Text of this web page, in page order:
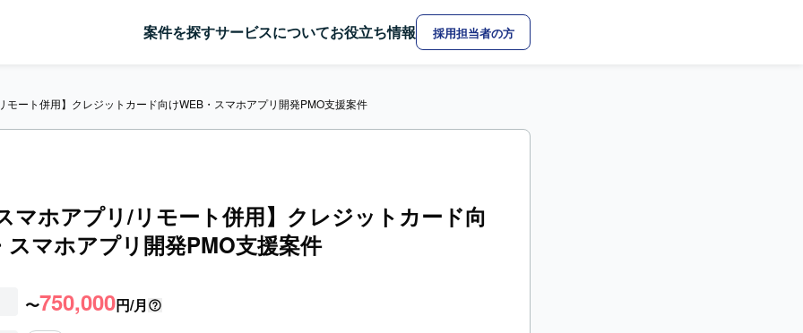
案件を探すサービスについてお役立ち情報 採用担当者の方
モート併用】クレジットカード向けWEB・スマホアプリ開発PMO支援案件
マホアプリ/リモート併用】クレジットカード向
スマホアプリ開発PMO支援案件
〜750,000円/月